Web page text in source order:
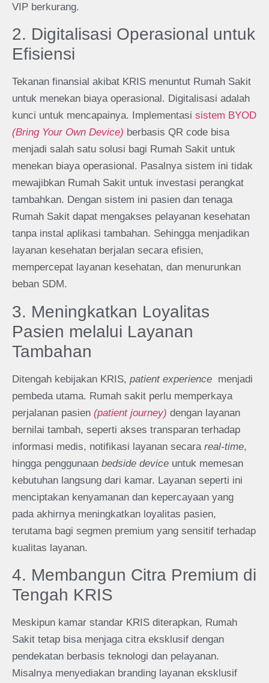
VIP berkurang.
2. Digitalisasi Operasional untuk
Efisiensi
Tekanan finansial akibat KRIS menuntut Rumah Sakit
untuk menekan biaya operasional. Digitalisasi adalah
kunci untuk mencapainya. Implementasi sistem BYOD
(Bring Your Own Device) berbasis QR code bisa
menjadi salah satu solusi bagi Rumah Sakit untuk
menekan biaya operasional. Pasalnya sistem ini tidak
mewajibkan Rumah Sakit untuk investasi perangkat
tambahkan. Dengan sistem ini pasien dan tenaga
Rumah Sakit dapat mengakses pelayanan kesehatan
tanpa instal aplikasi tambahan. Sehingga menjadikan
layanan kesehatan berjalan secara efisien,
mempercepat layanan kesehatan, dan menurunkan
beban SDM.
3. Meningkatkan Loyalitas
Pasien melalui Layanan
Tambahan
Ditengah kebijakan KRIS, patient experience menjadi
pembeda utama. Rumah sakit perlu memperkaya
perjalanan pasien (patient journey) dengan layanan
bernilai tambah, seperti akses transparan terhadap
informasi medis, notifikasi layanan secara real-time,
hingga penggunaan bedside device untuk memesan
kebutuhan langsung dari kamar. Layanan seperti ini
menciptakan kenyamanan dan kepercayaan yang
pada akhirnya meningkatkan loyalitas pasien,
terutama bagi segmen premium yang sensitif terhadap
kualitas layanan.
4. Membangun Citra Premium di
Tengah KRIS
Meskipun kamar standar KRIS diterapkan, Rumah
Sakit tetap bisa menjaga citra eksklusif dengan
pendekatan berbasis teknologi dan pelayanan.
Misalnya menyediakan branding layanan eksklusif